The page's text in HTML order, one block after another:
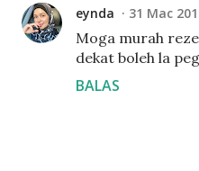
eynda 31 Mac
Moga murah
dekat boleh la
BALAS